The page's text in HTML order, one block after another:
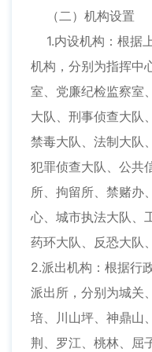
（二）机构设置
1.内设机构：根据
机构，分别为指挥中
室、党廉纪检监察室
大队、刑事侦查大队
禁毒大队、法制大队
犯罪侦查大队、公共
所、拘留所、禁赌办
心、城市执法大队、
药环大队、反恐大队
2.派出机构：根据行
派出所，分别为城关
培、川山坪、神鼎山
荆、罗江、桃林、屈